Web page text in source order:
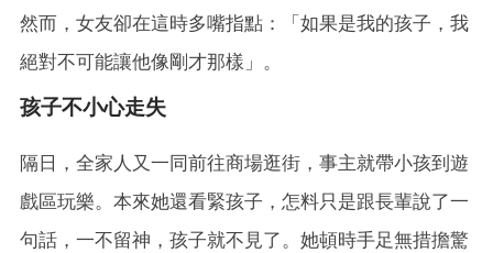
然而，女友卻在這時多嘴指點：「如果是我的孩子，我
絕對不可能讓他像剛才那樣」。
孩子不小心走失
隔日，全家人又一同前往商場逛街，事主就帶小孩到遊
戲區玩樂。本來她還看緊孩子，怎料只是跟長輩說了一
句話，一不留神，孩子就不見了。她頓時手足無措擔驚